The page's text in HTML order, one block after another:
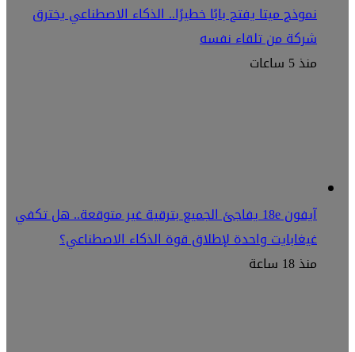
نموذج ميتا يفتح بابًا خطيرًا.. الذكاء الاصطناعي يخترق
شركة من تلقاء نفسه
منذ 5 ساعات
آيفون 18e يفاجئ الجميع بترقية غير متوقعة.. هل تكفي
غيغابايت واحدة لإطلاق قوة الذكاء الاصطناعي؟
منذ 18 ساعة